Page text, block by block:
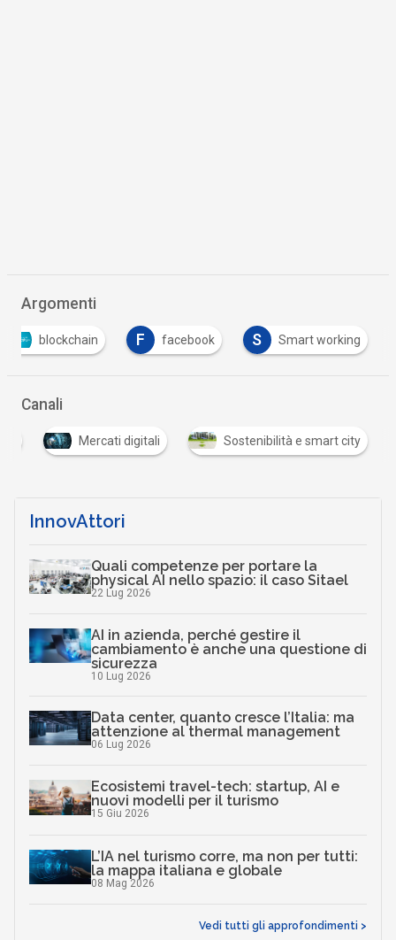
Argomenti
blockchain F facebook S Smart working
Canali
Mercati digitali Sostenibilità e smart city
InnovAttori
Quali competenze per portare la
physical AI nello spazio: il caso Sitael
22 Lug 2026
AI in azienda, perché gestire il
cambiamento è anche una questione di
sicurezza
10 Lug 2026
Data center, quanto cresce l’Italia: ma
attenzione al thermal management
06 Lug 2026
Ecosistemi travel-tech: startup, AI e
nuovi modelli per il turismo
15 Giu 2026
L’IA nel turismo corre, ma non per tutti:
la mappa italiana e globale
08 Mag 2026
Vedi tutti gli approfondimenti >